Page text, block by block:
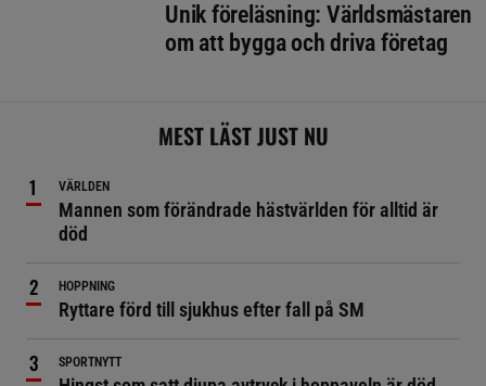
Unik föreläsning: Världsmästaren
om att bygga och driva företag
MEST LÄST JUST NU
VÄRLDEN
Mannen som förändrade hästvärlden för alltid är
död
HOPPNING
Ryttare förd till sjukhus efter fall på SM
SPORTNYTT